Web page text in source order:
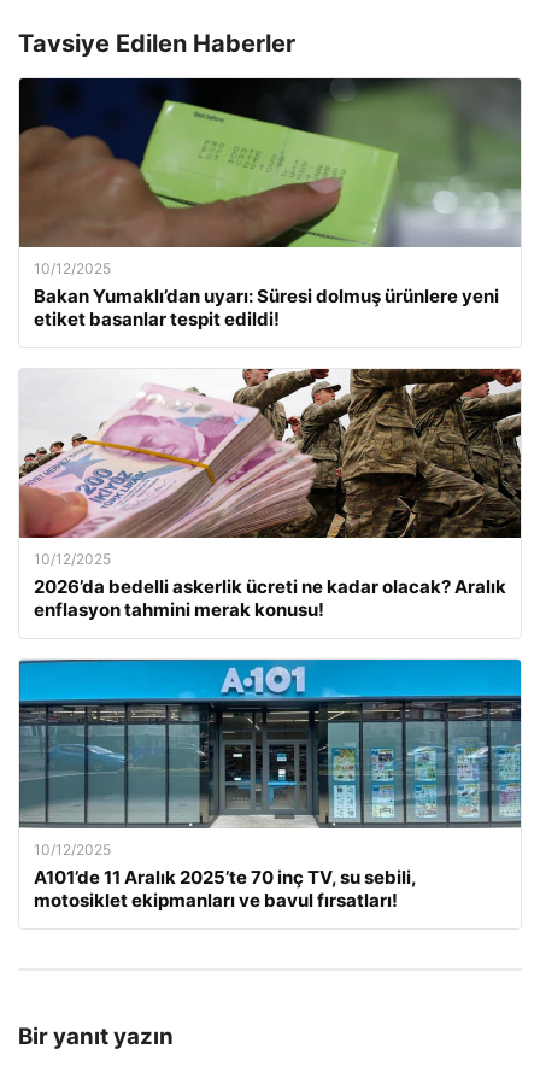
Tavsiye Edilen Haberler
10/12/2025
Bakan Yumaklı’dan uyarı: Süresi dolmuş ürünlere yeni
etiket basanlar tespit edildi!
10/12/2025
2026’da bedelli askerlik ücreti ne kadar olacak? Aralık
enflasyon tahmini merak konusu!
10/12/2025
A101’de 11 Aralık 2025’te 70 inç TV, su sebili,
motosiklet ekipmanları ve bavul fırsatları!
Bir yanıt yazın